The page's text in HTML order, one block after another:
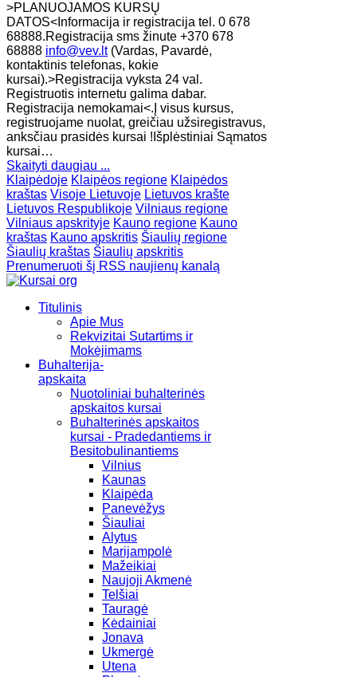
>PLANUOJAMOS KURSŲ
DATOS<Informacija ir registracija tel. 0 678
68888.Registracija sms žinute +370 678
68888 info@vev.lt(Vardas, Pavardė,
kontaktinis telefonas, kokie
kursai).>Registracija vyksta 24 val.
Registruotis internetu galima dabar.
Registracija nemokamai<.Į visus kursus,
registruojame nuolat, greičiau užsiregistravus,
anksčiau prasidės kursai !Išplėstiniai Sąmatos
kursai…
Skaityti daugiau ...
Klaipėdoje Klaipėos regione Klaipėdos
kraštas Visoje Lietuvoje Lietuvos krašte
Lietuvos Respublikoje Vilniaus regione
Vilniaus apskrityje Kauno regione Kauno
kraštas Kauno apskritis Šiaulių regione
Šiaulių kraštas Šiaulių apskritis
Prenumeruoti šį RSS naujienų kanalą
Titulinis
Apie Mus
Rekvizitai Sutartims ir
Mokėjimams
Buhalterija-
apskaita
Nuotoliniai buhalterinės
apskaitos kursai
Buhalterinės apskaitos
kursai - Pradedantiems ir
Besitobulinantiems
Vilnius
Kaunas
Klaipėda
Panevėžys
Šiauliai
Alytus
Marijampolė
Mažeikiai
Naujoji Akmenė
Telšiai
Tauragė
Kėdainiai
Jonava
Ukmergė
Utena